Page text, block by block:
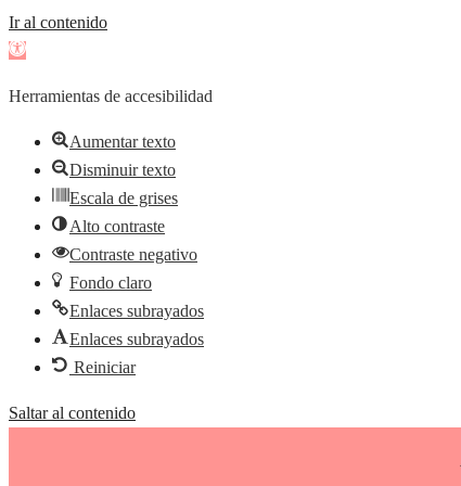
Ir al contenido
Abrir
de
herramientas
Herramientas de accesibilidad
Aumentar texto
Disminuir texto
Escala de grises
Alto contraste
Contraste negativo
Fondo claro
Enlaces subrayados
Enlaces subrayados
Reiniciar
Saltar al contenido